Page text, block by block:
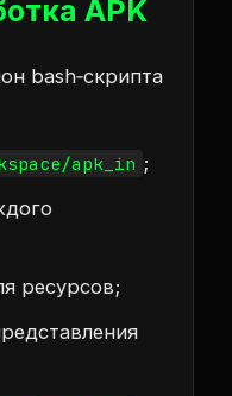
APK
bash‑скрипта
apk_in ;
ресурсов;